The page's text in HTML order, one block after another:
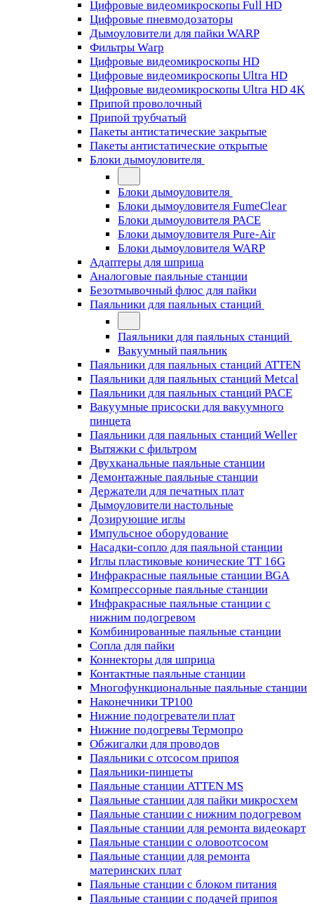
Цифровые видеомикроскопы Full HD
Цифровые пневмодозаторы
Дымоуловители для пайки WARP
Фильтры Warp
Цифровые видеомикроскопы HD
Цифровые видеомикроскопы Ultra HD
Цифровые видеомикроскопы Ultra HD 4K
Припой проволочный
Припой трубчатый
Пакеты антистатические закрытые
Пакеты антистатические открытые
Блоки дымоуловителя
Блоки дымоуловителя
Блоки дымоуловителя FumeClear
Блоки дымоуловителя PACE
Блоки дымоуловителя Pure-Air
Блоки дымоуловителя WARP
Адаптеры для шприца
Аналоговые паяльные станции
Безотмывочный флюс для пайки
Паяльники для паяльных станций
Паяльники для паяльных станций
Вакуумный паяльник
Паяльники для паяльных станций ATTEN
Паяльники для паяльных станций Metcal
Паяльники для паяльных станций PACE
Вакуумные присоски для вакуумного
пинцета
Паяльники для паяльных станций Weller
Вытяжки с фильтром
Двухканальные паяльные станции
Демонтажные паяльные станции
Держатели для печатных плат
Дымоуловители настольные
Дозирующие иглы
Импульсное оборудование
Насадки-сопло для паяльной станции
Иглы пластиковые конические TT 16G
Инфракрасные паяльные станции BGA
Компрессорные паяльные станции
Инфракрасные паяльные станции с
нижним подогревом
Комбинированные паяльные станции
Сопла для пайки
Коннекторы для шприца
Контактные паяльные станции
Многофункциональные паяльные станции
Наконечники TP100
Нижние подогреватели плат
Нижние подогревы Термопро
Обжигалки для проводов
Паяльники с отсосом припоя
Паяльники-пинцеты
Паяльные станции ATTEN MS
Паяльные станции для пайки микросхем
Паяльные станции с нижним подогревом
Паяльные станции для ремонта видеокарт
Паяльные станции с оловоотсосом
Паяльные станции для ремонта
материнских плат
Паяльные станции с блоком питания
Паяльные станции с подачей припоя